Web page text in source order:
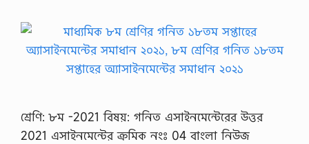
শ্রেণি: ৮ম -2021 বিষয়: গনিত এসাইনমেন্টেরের উত্তর
2021 এসাইনমেন্টের ক্রমিক নংঃ 04 বাংলা নিউজ